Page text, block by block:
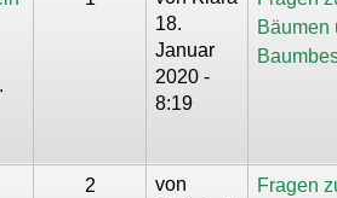
18.
Januar
2020 -
8:19
Bäumen
2
von
Fragen